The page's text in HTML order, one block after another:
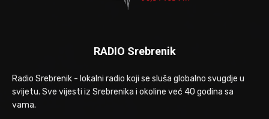
RADIO Srebrenik
Radio Srebrenik - lokalni radio koji se sluša globalno svugdje u
svijetu. Sve vijesti iz Srebrenika i okoline već 40 godina sa
vama.